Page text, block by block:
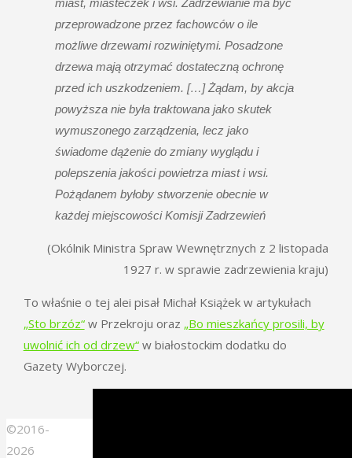
miast, miasteczek i wsi. Zadrzewianie ma być
przeprowadzone przez fachowców o ile
możliwe drzewami rozwiniętymi. Posadzone
drzewa mają otrzymać dostateczną ochronę
przed ich uszkodzeniem. […] Żądam, by akcja
powyższa nie była traktowana jako skutek
wymuszonego zarządzenia, lecz jako
świadome dążenie do zmiany wyglądu i
polepszenia jakości powietrza miast i wsi.
Pożądanem byłoby stworzenie obecnie w
każdej miejscowości Komisji Zadrzewień
(Okólnik Ministra Spraw Wewnętrznych z 2 listopada
1927 r. w sprawie zadrzewienia kraju)
To właśnie o tej alei pisał Michał Książek w artykułach
„Sto brzóz“w Przekroju oraz „Bo mieszkańcy prosili, by
uwolnić ich od drzew“w białostockim dodatku do
Gazety Wyborczej.
©2016-
2026